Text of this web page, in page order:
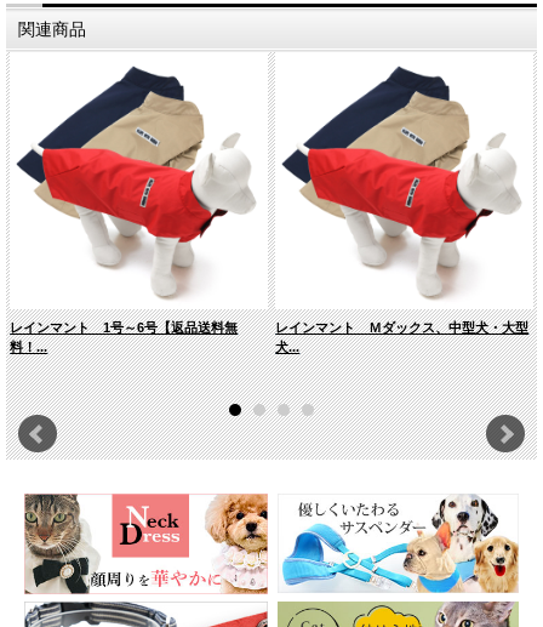
関連商品
レインマント 1号～6号【返品送料無
料！...
レインマント Ｍダックス、中型犬・大型
犬...